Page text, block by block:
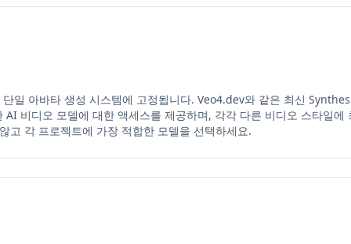
일 아바타 생성 시스템에 고정됩니다. Veo4.dev와 같은 최신
비디오 모델에 대한 액세스를 제공하며, 각각 다른 비디오 스타일
고 각 프로젝트에 가장 적합한 모델을 선택하세요.